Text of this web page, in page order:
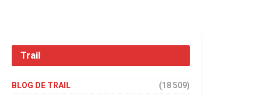
Trail
BLOG DE TRAIL (18 509)